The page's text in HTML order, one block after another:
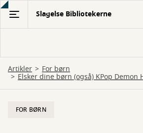
Gå
hovedindhold
Slagelse Bibliotekerne
Artikler For børn
Elsker dine børn (også) KPop Demon
FOR BØRN